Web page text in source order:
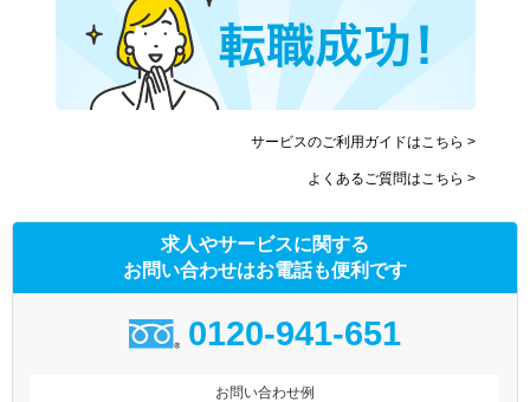
サービスのご利用ガイドはこちら >
よくあるご質問はこちら >
求人やサービスに関する
お問い合わせはお電話も便利です
0120-941-651
お問い合わせ例